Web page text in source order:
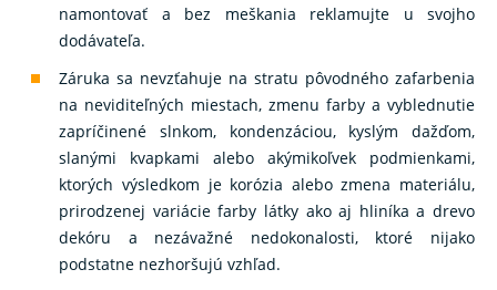
namontovať a bez meškania reklamujte u svojho
dodávateľa.
Záruka sa nevzťahuje na stratu pôvodného zafarbenia
na neviditeľných miestach, zmenu farby a vyblednutie
zapríčinené slnkom, kondenzáciou, kyslým dažďom,
slanými kvapkami alebo akýmikoľvek podmienkami,
ktorých výsledkom je korózia alebo zmena materiálu,
prirodzenej variácie farby látky ako aj hliníka a drevo
dekóru a nezávažné nedokonalosti, ktoré nijako
podstatne nezhoršujú vzhľad.